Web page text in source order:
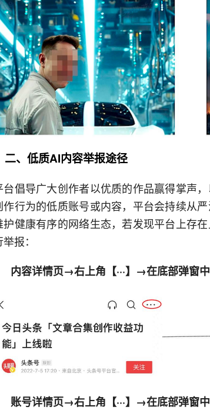
二、低质AI内容举报途径
台倡导广大创作者以优质的作品赢得掌声
作行为的低质账号或内容，平台会持续从
护健康有序的网络生态，若发现平台上存
报：
内容详情页→右上角【···】→在底部弹窗
账号详情页→右上角【···】→在底部弹窗